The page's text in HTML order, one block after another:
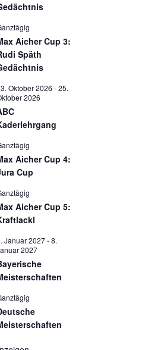
Aicher Cup 3:
Späth
Oktober 2026 -25.
2026
Aicher Cup 4:
Cup
Aicher Cup 5:
Januar 2027-8.
2027